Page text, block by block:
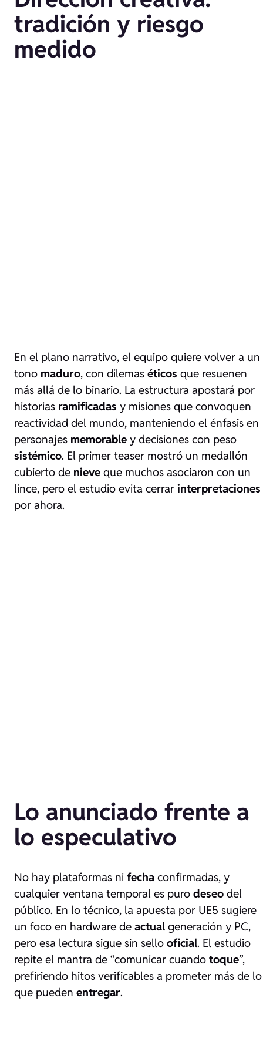
tradición y riesgo
medido
En el plano narrativo, el equipo quiere volver a un
tono maduro, con dilemas éticos que resuenen
más allá de lo binario. La estructura apostará por
historias ramificadas y misiones que convoquen
reactividad del mundo, manteniendo el énfasis en
personajes memorable y decisiones con peso
sistémico. El primer teaser mostró un medallón
cubierto de nieve que muchos asociaron con un
lince, pero el estudio evita cerrar interpretaciones
por ahora.
Lo anunciado frente a
lo especulativo
No hay plataformas ni fecha confirmadas, y
cualquier ventana temporal es puro deseo del
público. En lo técnico, la apuesta por UE5 sugiere
un foco en hardware de actual generación y PC,
pero esa lectura sigue sin sello oficial. El estudio
repite el mantra de “comunicar cuando toque”,
prefiriendo hitos verificables a prometer más de lo
que pueden entregar.